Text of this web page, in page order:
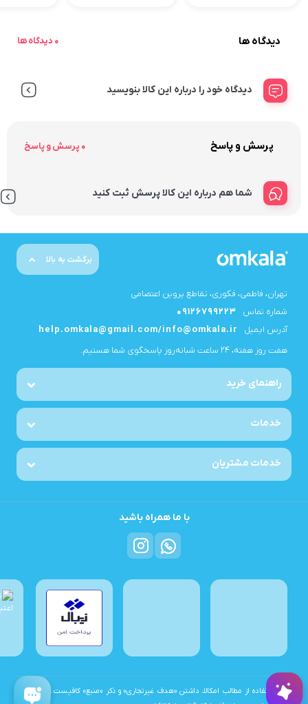
دیدگاه ها 0 دیدگاه ها
دیدگاه خود را درباره این کالا بنویسید
پرسش و پاسخ 0 پرسش و پاسخ
شما هم درباره این کالا پرسش ثبت کنید
برگشت به بالا
تهران، فاطمی، فکوری، تقاطع پروین اعتصامی
شماره تماس
09126799223
آدرس ایمیل
help.omkala@gmail.com/info@omkala.ir
هفت روز هفته، ۲۴ ساعت شبانه‌روز پاسخگوی شما هستیم.
راهنمای خرید
خدمات
خدمات مشتریان
با ما همراه باشید
برای استفاده از مطالب امکالا، داشتن «هدف غیرتجاری» و ذکر «منبع» کافیست. تمام حقوق